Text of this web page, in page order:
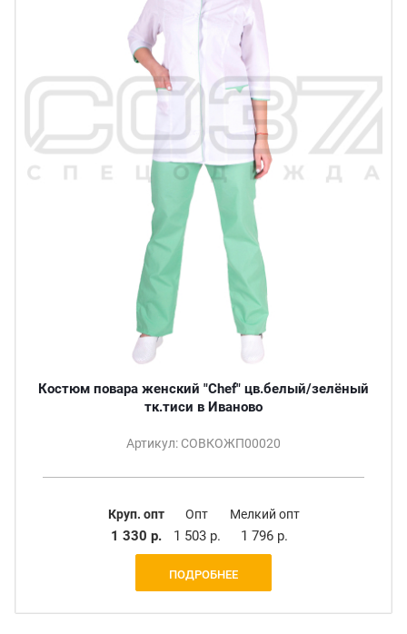
Костюм повара женский "Chef" цв.белый/зелёный
тк.тиси в Иваново
Артикул: СОВКОЖП00020
Круп. опт
1 330 р.
Опт
1 503 р.
Мелкий опт
1 796 р.
ПОДРОБНЕЕ